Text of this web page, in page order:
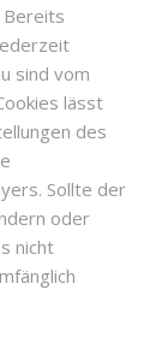
Bereits
sind vom
lässt
des
Sollte der
oder
nicht